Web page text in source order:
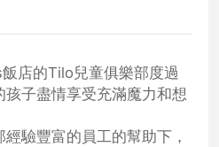
店的Tilo兒童俱樂部度過
子盡情享受充滿魔力和想
驗豐富的員工的幫助下，